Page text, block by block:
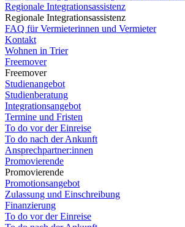
Regionale Integrationsassistenz
Regionale Integrationsassistenz
FAQ für Vermieterinnen und Vermieter
Kontakt
Wohnen in Trier
Freemover
Freemover
Studienangebot
Studienberatung
Integrationsangebot
Termine und Fristen
To do vor der Einreise
To do nach der Ankunft
Ansprechpartner:innen
Promovierende
Promovierende
Promotionsangebot
Zulassung und Einschreibung
Finanzierung
To do vor der Einreise